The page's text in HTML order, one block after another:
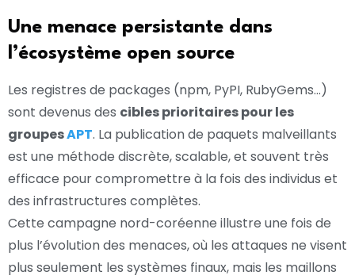
Une menace persistante dans
l’écosystème open source
Les registres de packages (npm, PyPI, RubyGems…)
sont devenus des cibles prioritaires pour les
groupesAPT. La publication de paquets malveillants
est une méthode discrète, scalable, et souvent très
efficace pour compromettre à la fois des individus et
des infrastructures complètes.
Cette campagne nord-coréenne illustre une fois de
plus l’évolution des menaces, où les attaques ne visent
plus seulement les systèmes finaux, mais les maillons